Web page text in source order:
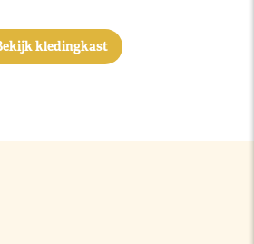
kledingkast